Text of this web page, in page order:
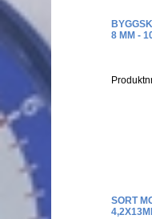
8 MM -
SORT